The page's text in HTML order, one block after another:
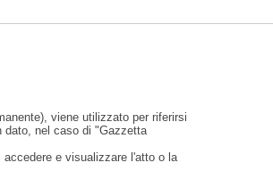
viene utilizzato per riferirsi
dato, nel caso di "Gazzetta
accedere e visualizzare l'atto o la